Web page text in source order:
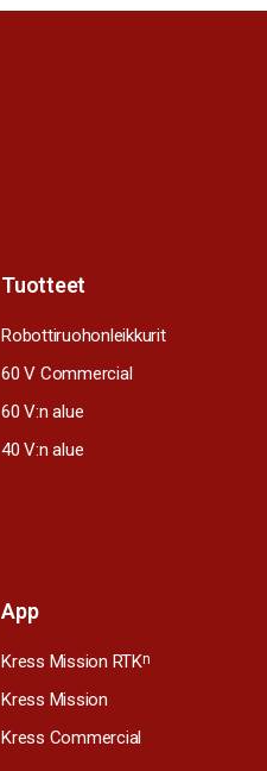
Tuotteet
Robottiruohonleikkurit
60 V Commercial
60 V:n alue
40 V:n alue
App
Kress Mission RTKn
Kress Mission
Kress Commercial